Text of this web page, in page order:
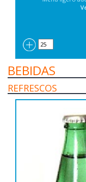
BEBIDAS
REFRESCOS